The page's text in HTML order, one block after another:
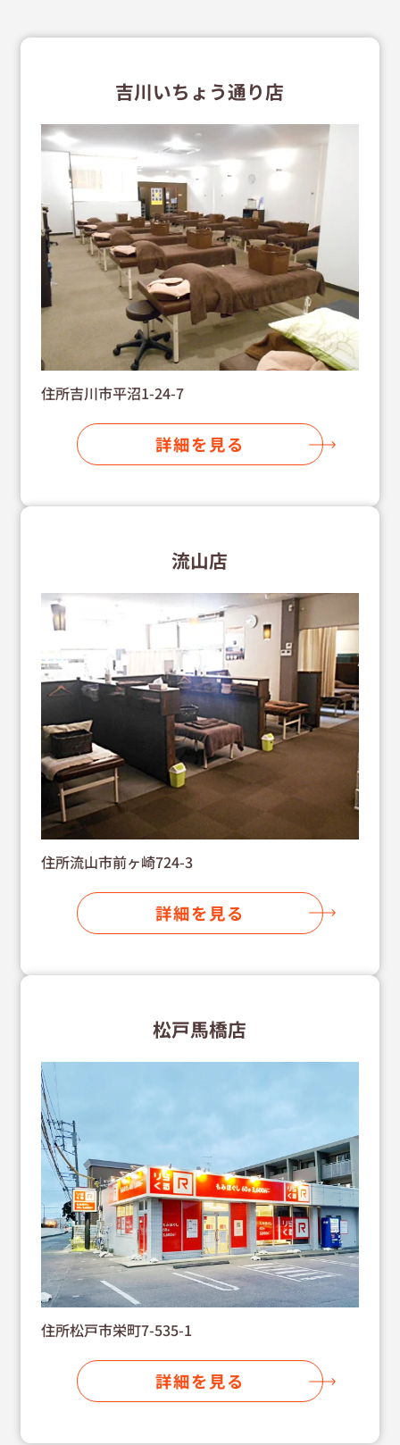
吉川いちょう通り店
住所吉川市平沼1-24-7
詳細を見る
流山店
住所流山市前ヶ崎724-3
詳細を見る
松戸馬橋店
住所松戸市栄町7-535-1
詳細を見る